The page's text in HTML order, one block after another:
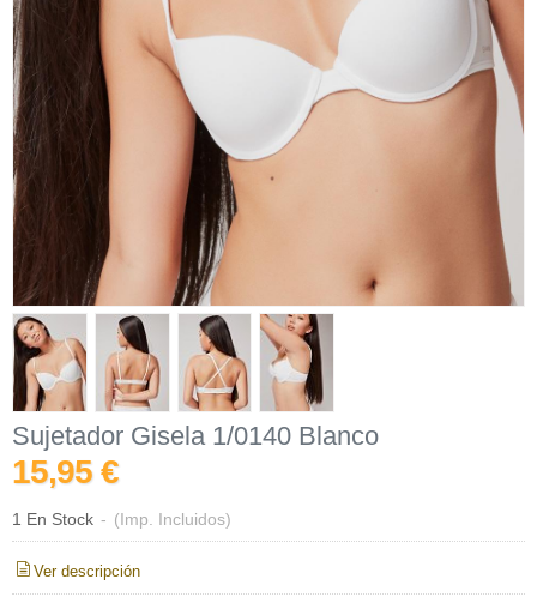
Sujetador Gisela 1/0140 Blanco
15,95 €
1 En Stock - (Imp. Incluidos)
Ver descripción